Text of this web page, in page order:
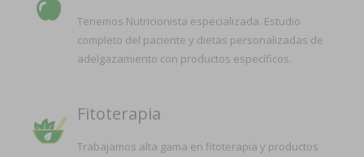
Tenemos Nutricionista especializada. Estudio
completo del paciente y dietas personalizadas de
adelgazamiento con productos específicos.
Fitoterapia
Trabajamos alta gama en fitoterapia y productos